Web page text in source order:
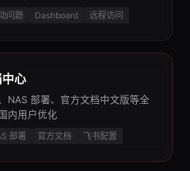
问题 Dashboard 远程访问
心
NAS 部署、官方文档中文版等全
内用户优化
部署 官方文档 飞书配置